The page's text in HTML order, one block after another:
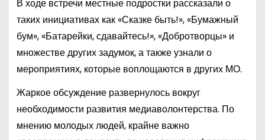
В ходе встречи местные подростки рассказали о
таких инициативах как «Сказке быть!», «Бумажный
бум», «Батарейки, сдавайтесь!», «Добротворцы» и
множестве других задумок, а также узнали о
мероприятиях, которые воплощаются в других МО.
Жаркое обсуждение развернулось вокруг
необходимости развития медиаволонтерства. По
мнению молодых людей, крайне важно